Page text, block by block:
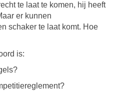
te laat te komen, hij heeft
er kunnen
schaker te laat komt. Hoe
is: